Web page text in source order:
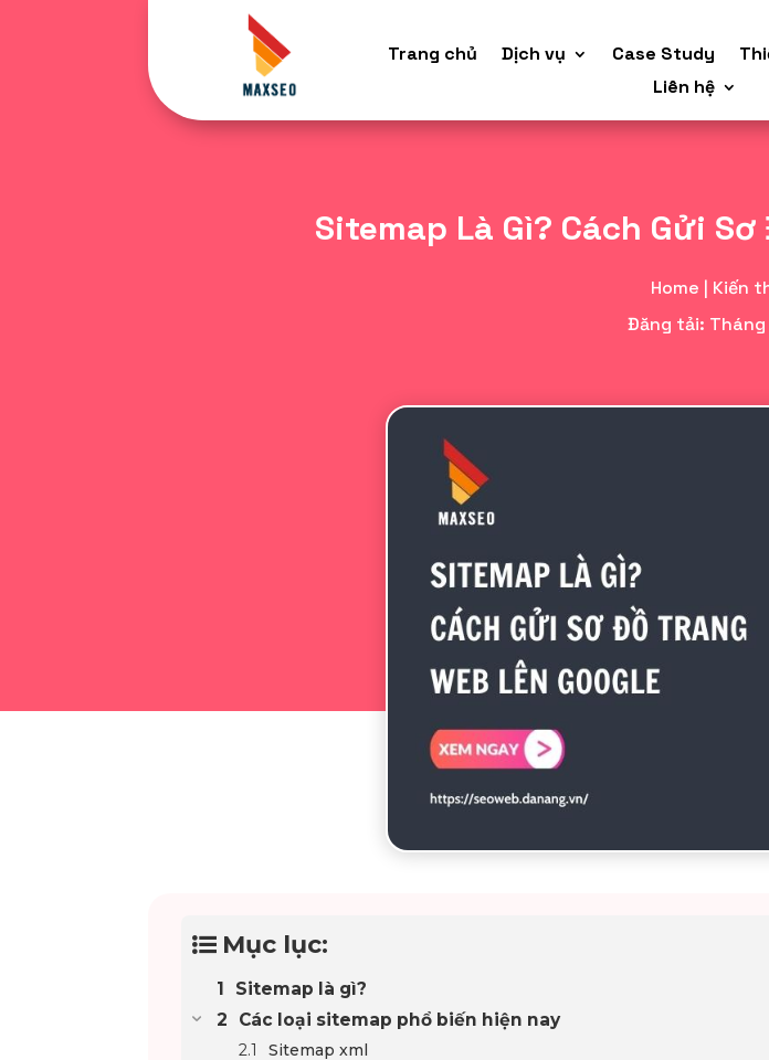
Trang chủ Dịch vụ Case Study
Liên hệ
Sitemap Là Gì? Cách Gửi
Home | Kiến
Đăng tải: Tháng
Mục lục:
Sitemap là gì?
Các loại sitemap phổ biến hiện nay
Sitemap xml